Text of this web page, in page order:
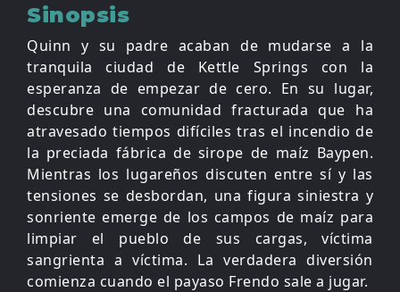
Sinopsis
Quinn y su padre acaban de mudarse a la
tranquila ciudad de Kettle Springs con la
esperanza de empezar de cero. En su lugar,
descubre una comunidad fracturada que ha
atravesado tiempos difíciles tras el incendio de
la preciada fábrica de sirope de maíz Baypen.
Mientras los lugareños discuten entre sí y las
tensiones se desbordan, una figura siniestra y
sonriente emerge de los campos de maíz para
limpiar el pueblo de sus cargas, víctima
sangrienta a víctima. La verdadera diversión
comienza cuando el payaso Frendo sale a jugar.